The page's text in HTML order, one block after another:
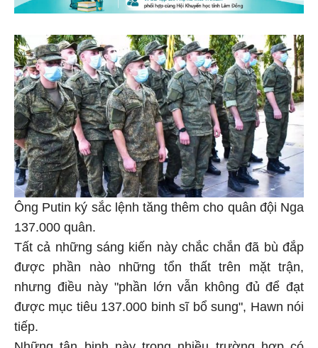
Ông Putin ký sắc lệnh tăng thêm cho quân đội Nga
137.000 quân.
Tất cả những sáng kiến này chắc chắn đã bù đắp
được phần nào những tổn thất trên mặt trận,
nhưng điều này "phần lớn vẫn không đủ để đạt
được mục tiêu 137.000 binh sĩ bổ sung", Hawn nói
tiếp.
Những tân binh này trong nhiều trường hợp có